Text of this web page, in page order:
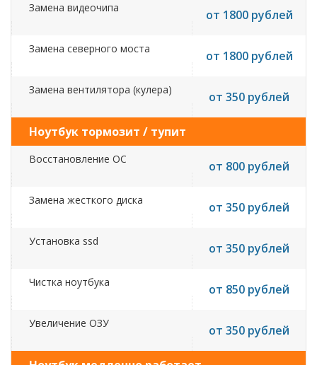
Замена видеочипа от 1800 рублей
Замена северного моста от 1800 рублей
Замена вентилятора (кулера) от 350 рублей
Ноутбук тормозит / тупит
Восстановление ОС от 800 рублей
Замена жесткого диска от 350 рублей
Установка ssd от 350 рублей
Чистка ноутбука от 850 рублей
Увеличение ОЗУ от 350 рублей